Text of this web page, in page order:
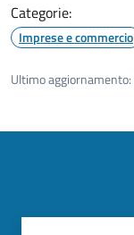
Categorie:
Imprese e commercio
Ultimo aggiornamento: